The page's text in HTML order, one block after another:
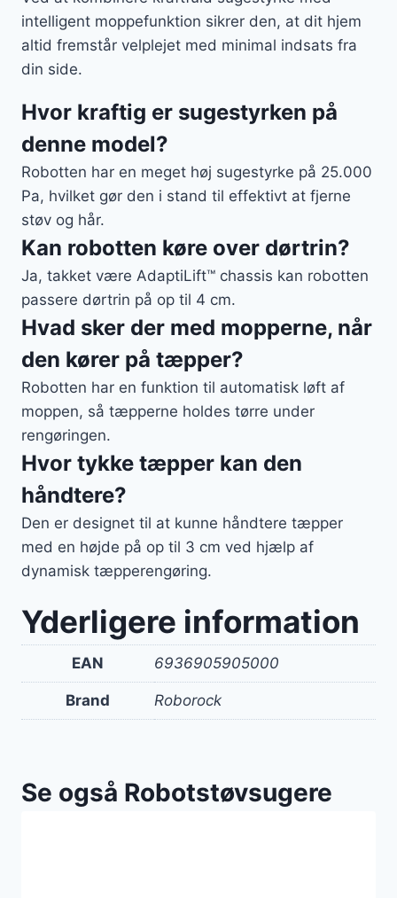
intelligent moppefunktion sikrer den, at dit hjem
altid fremstår velplejet med minimal indsats fra
din side.
Hvor kraftig er sugestyrken på
denne model?
Robotten har en meget høj sugestyrke på 25.000
Pa, hvilket gør den i stand til effektivt at fjerne
støv og hår.
Kan robotten køre over dørtrin?
Ja, takket være AdaptiLift™ chassis kan robotten
passere dørtrin på op til 4 cm.
Hvad sker der med mopperne, når
den kører på tæpper?
Robotten har en funktion til automatisk løft af
moppen, så tæpperne holdes tørre under
rengøringen.
Hvor tykke tæpper kan den
håndtere?
Den er designet til at kunne håndtere tæpper
med en højde på op til 3 cm ved hjælp af
dynamisk tæpperengøring.
Yderligere information
EAN 6936905905000
Brand Roborock
Se også Robotstøvsugere